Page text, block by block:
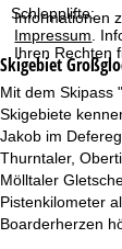
Informationen
Impressum.
Ihren Rechten
Schlepplifte:
Skigebiet
Mit dem Skipass
Skigebiete
Jakob im
Thurntaler,
Mölltaler
Pistenkilometer
Boarderherzen